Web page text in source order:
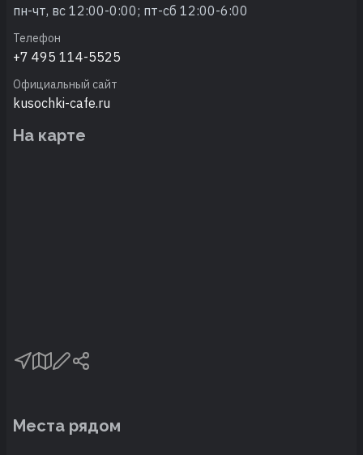
пн-чт, вс 12:00-0:00; пт-сб 12:00-6:00
Телефон
+7 495 114-5525
Официальный сайт
kusochki-cafe.ru
На карте
Места рядом